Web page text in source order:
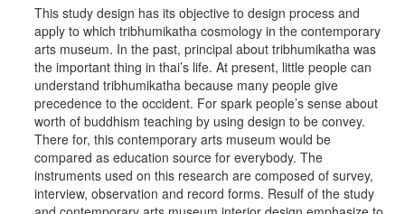
This study design has its objective to design process and
apply to which tribhumikatha cosmology in the contemporary
arts museum. In the past, principal about tribhumikatha was
the important thing in thai’s life. At present, little people can
understand tribhumikatha because many people give
precedence to the occident. For spark people’s sense about
worth of buddhism teaching by using design to be convey.
There for, this contemporary arts museum would be
compared as education source for everybody. The
instruments used on this research are composed of survey,
interview, observation and record forms. Resulf of the study